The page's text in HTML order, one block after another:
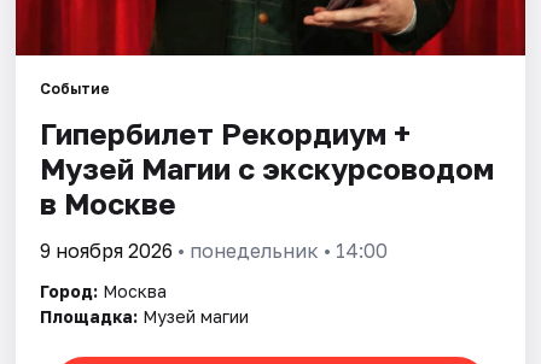
Города
Площадки
Артисты
Рейтинги
Событие
Гипербилет Рекордиум +
Музей Магии с экскурсоводом
в Москве
9 ноября 2026 • понедельник • 14:00
Город: Москва
Площадка: Музей магии